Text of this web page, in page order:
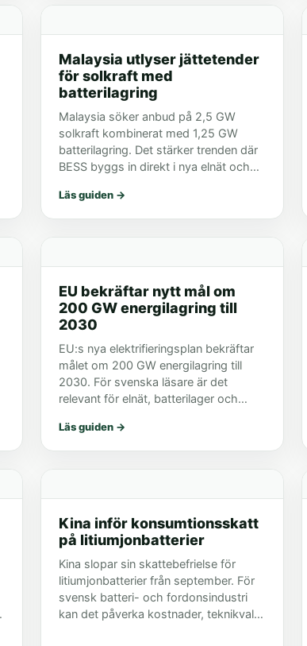
Malaysia utlyser jättetender
för solkraft med
batterilagring
Malaysia söker anbud på 2,5 GW
solkraft kombinerat med 1,25 GW
batterilagring. Det stärker trenden där
BESS byggs in direkt i nya elnät och
Läs guiden →
EU bekräftar nytt mål om
200 GW energilagring till
2030
EU:s nya elektrifieringsplan bekräftar
målet om 200 GW energilagring till
2030. För svenska läsare är det
relevant för elnät, batterilager och
Läs guiden →
Kina inför konsumtionsskatt
på litiumjonbatterier
Kina slopar sin skattebefrielse för
litiumjonbatterier från september. För
svensk batteri- och fordonsindustri
kan det påverka kostnader, teknikval